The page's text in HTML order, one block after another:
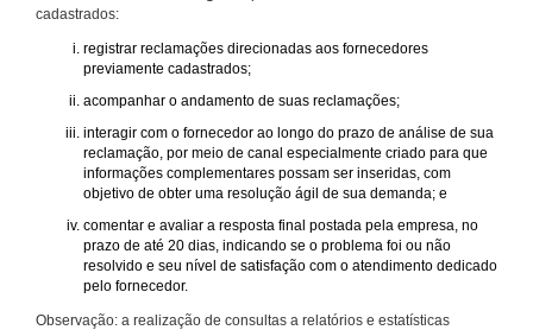
cadastrados:
registrar reclamações direcionadas aos fornecedores
previamente cadastrados;
acompanhar o andamento de suas reclamações;
interagir com o fornecedor ao longo do prazo de análise de sua
reclamação, por meio de canal especialmente criado para que
informações complementares possam ser inseridas, com
objetivo de obter uma resolução ágil de sua demanda; e
comentar e avaliar a resposta final postada pela empresa, no
prazo de até 20 dias, indicando se o problema foi ou não
resolvido e seu nível de satisfação com o atendimento dedicado
pelo fornecedor.
Observação: a realização de consultas a relatórios e estatísticas